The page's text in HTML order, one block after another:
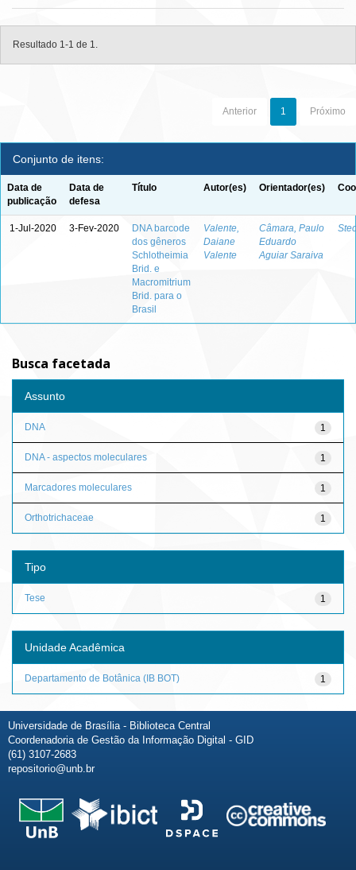
Resultado 1-1 de 1.
Anterior 1 Próximo
Conjunto de itens:
Data de
publicação
Data de
defesa
Título Autor(es) Orientador(es)
1-Jul-2020 3-Fev-2020
DNA barcode
dos gêneros
Schlotheimia
Brid. e
Macromitrium
Brid. para o
Brasil
Valente,
Daiane
Valente
Câmara, Paulo
Eduardo
Aguiar Saraiva
Busca facetada
Assunto
1
DNA
1
DNA - aspectos moleculares
1
Marcadores moleculares
1
Orthotrichaceae
Tipo
1
Tese
Unidade Acadêmica
1
Departamento de Botânica (IB BOT)
Universidade de Brasília - Biblioteca Central
Coordenadoria de Gestão da Informação Digital - GID
(61) 3107-2683
repositorio@unb.br